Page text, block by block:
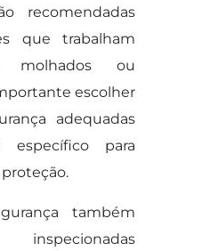
recomendadas
que trabalham
molhados ou
escolher
adequadas
para
também